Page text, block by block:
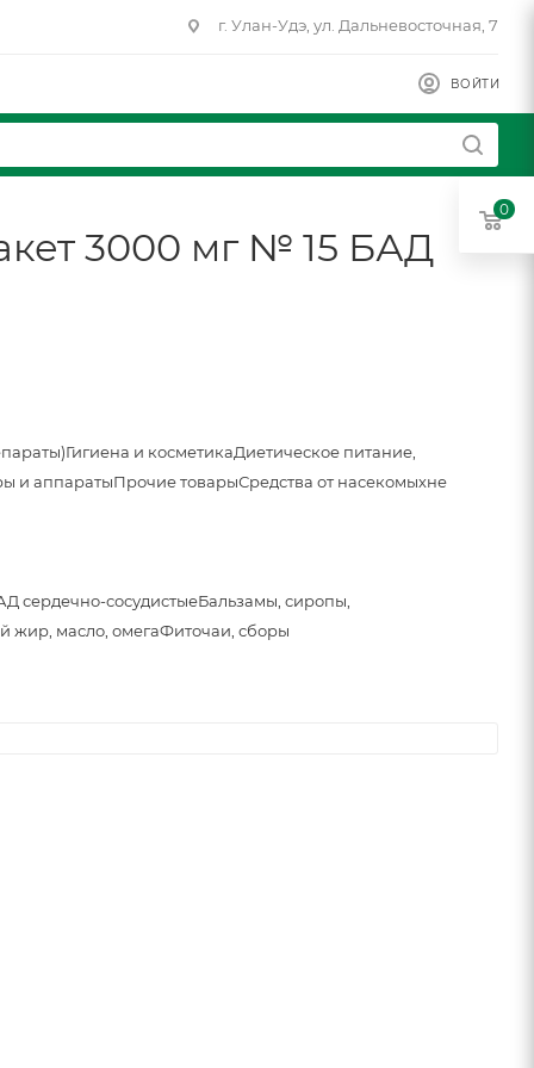
г. Улан-Удэ, ул. Дальневосточная, 7
ВОЙТИ
3000 мг № 15 БАД
Гигиена и косметикаДиетическое питание,
и аппаратыПрочие товарыСредства от насекомыхне
сердечно-сосудистыеБальзамы, сиропы,
жир, масло, омегаФиточаи, сборы
0